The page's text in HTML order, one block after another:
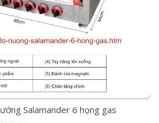
Salamander 6 họng gas